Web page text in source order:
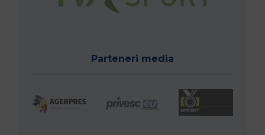
Parteneri media